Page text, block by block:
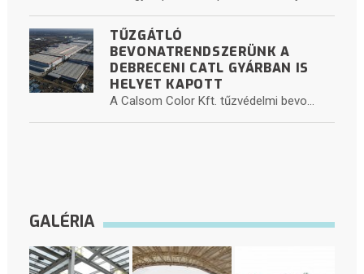
TŰZGÁTLÓ
BEVONATRENDSZERÜNK A
DEBRECENI CATL GYÁRBAN IS
HELYET KAPOTT
A Calsom Color Kft. tűzvédelmi bevo...
GALÉRIA